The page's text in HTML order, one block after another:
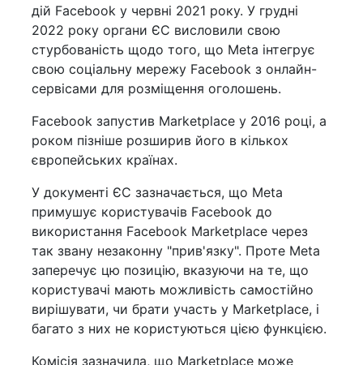
дій Facebook у червні 2021 року. У грудні
2022 року органи ЄС висловили свою
стурбованість щодо того, що Meta інтегрує
свою соціальну мережу Facebook з онлайн-
сервісами для розміщення оголошень.
Facebook запустив Marketplace у 2016 році, а
роком пізніше розширив його в кількох
європейських країнах.
У документі ЄС зазначається, що Meta
примушує користувачів Facebook до
використання Facebook Marketplace через
так звану незаконну "прив'язку". Проте Meta
заперечує цю позицію, вказуючи на те, що
користувачі мають можливість самостійно
вирішувати, чи брати участь у Marketplace, і
багато з них не користуються цією функцією.
Комісія зазначила, що Marketplace може